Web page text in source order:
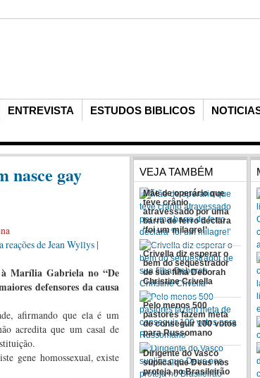
ENTREVISTA ESTUDOS BIBLICOS
nasce gay
à Marília Gabriela no “De
defensores da causa
afirmando que ela é um
acredita que um casal de
gene homossexual, existe
VEJA TAMBÉM
Mãe de operário que
teve crânio
atravessado por uma
barra de ferro declara
‘foi um milagre!’
Crivella diz esperar o
bem do sequestrador
de sua filha Deborah
Christine Crivella
Pelo menos 500
pastores fazem meta
de conseguir 100 votos
para Russomano
Dirigente do Vasco
suplica que Deus nos
proteja no Brasileirão